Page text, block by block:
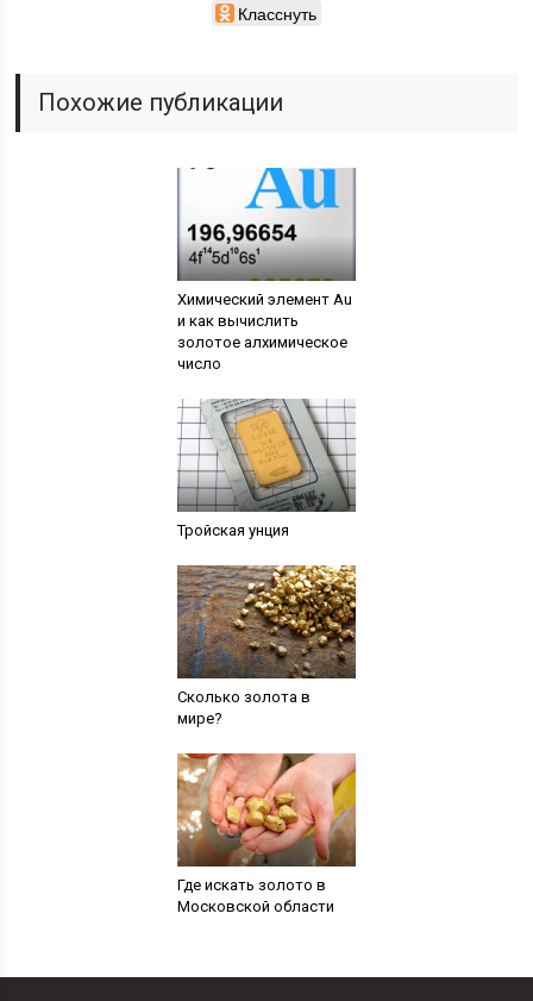
Класснуть
Похожие публикации
Химический элемент Au
и как вычислить
золотое алхимическое
число
Тройская унция
Сколько золота в
мире?
Где искать золото в
Московской области